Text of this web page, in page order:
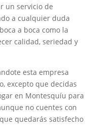
un servicio de
a cualquier duda
a boca como la
calidad, seriedad y
esta empresa
excepto que decidas
en Montesquíu para
no cuentes con
quedarás satisfecho